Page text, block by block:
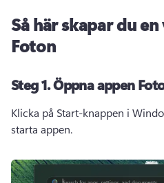
Så här skapar du
Foton
Steg 1.Öppna appen
Klicka på Start-knappen i
starta appen.